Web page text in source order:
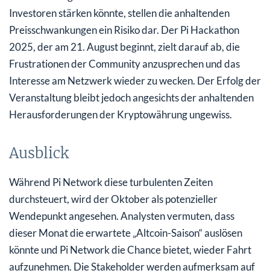
Investoren stärken könnte, stellen die anhaltenden
Preisschwankungen ein Risiko dar. Der Pi Hackathon
2025, der am 21. August beginnt, zielt darauf ab, die
Frustrationen der Community anzusprechen und das
Interesse am Netzwerk wieder zu wecken. Der Erfolg der
Veranstaltung bleibt jedoch angesichts der anhaltenden
Herausforderungen der Kryptowährung ungewiss.
Ausblick
Während Pi Network diese turbulenten Zeiten
durchsteuert, wird der Oktober als potenzieller
Wendepunkt angesehen. Analysten vermuten, dass
dieser Monat die erwartete „Altcoin-Saison“ auslösen
könnte und Pi Network die Chance bietet, wieder Fahrt
aufzunehmen. Die Stakeholder werden aufmerksam auf